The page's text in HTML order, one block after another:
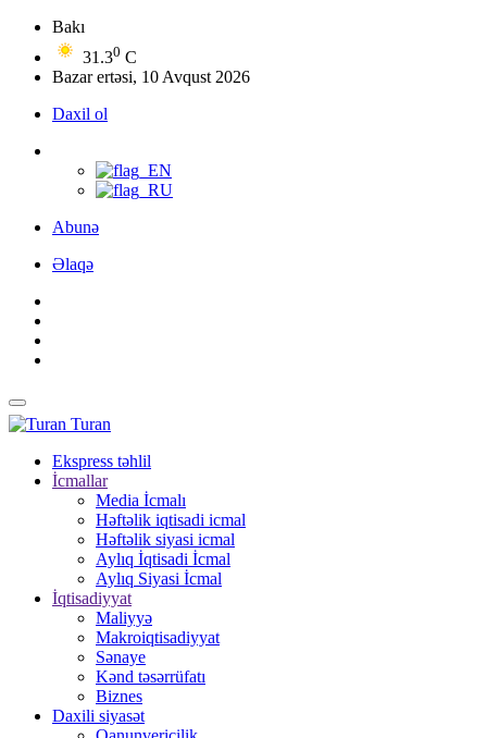
Bakı
31.30 C
Bazar ertəsi, 10 Avqust 2026
Daxil ol
Abunə
Əlaqə
Turan
Ekspress təhlil
İcmallar
Media İcmalı
Həftəlik iqtisadi icmal
Həftəlik siyasi icmal
Aylıq İqtisadi İcmal
Aylıq Siyasi İcmal
İqtisadiyyat
Maliyyə
Makroiqtisadiyyat
Sənaye
Kənd təsərrüfatı
Biznes
Daxili siyasət